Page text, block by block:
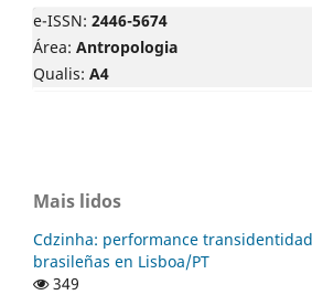
e-ISSN: 2446-5674
Área: Antropologia
Qualis: A4
Mais lidos
Cdzinha: performance
brasileñas en Lisboa/PT
349